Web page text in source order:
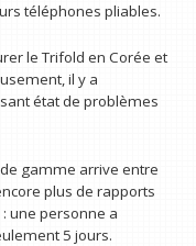
téléphones pliables.
le Trifold en Corée et
il y a
état de problèmes
gamme arrive entre
plus de rapports
une personne a
5 jours.